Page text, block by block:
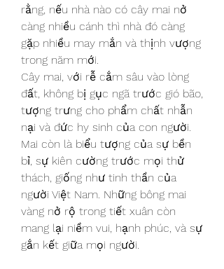
rằng, nếu nhà nào có cây mai nở
càng nhiều cánh thì nhà đó càng
gặp nhiều may mắn và thịnh vượng
trong năm mới.
Cây mai, với rễ cắm sâu vào lòng
đất, không bị gục ngã trước gió bão,
tượng trưng cho phẩm chất nhẫn
nại và đức hy sinh của con người.
Mai còn là biểu tượng của sự bền
bỉ, sự kiên cường trước mọi thử
thách, giống như tinh thần của
người Việt Nam. Những bông mai
vàng nở rộ trong tiết xuân còn
mang lại niềm vui, hạnh phúc, và sự
gắn kết giữa mọi người.